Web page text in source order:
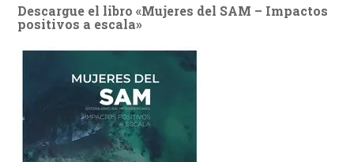
Descargue el libro «Mujeres del SAM – Impactos
positivos a escala»